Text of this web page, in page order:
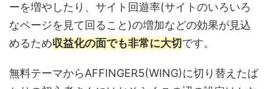
ーを増やしたり、サイト回遊率(サイトのいろいろ
なページを見て回ること)の増加などの効果が見込
めるため収益化の面でも非常に大切です。
無料テーマからAFFINGER5(WING)に切り替えたば